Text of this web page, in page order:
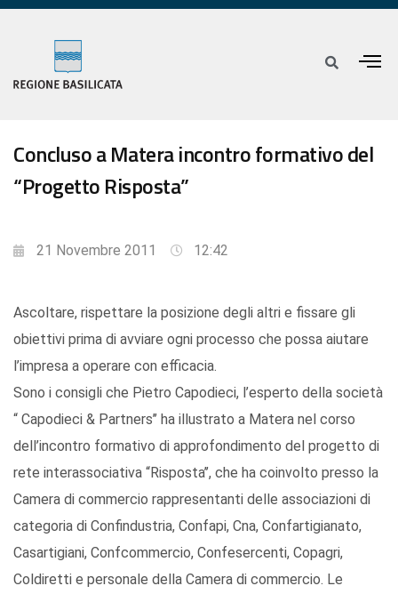
Concluso a Matera incontro formativo del
“Progetto Risposta”
21 Novembre 2011 12:42
Ascoltare, rispettare la posizione degli altri e fissare gli
obiettivi prima di avviare ogni processo che possa aiutare
l’impresa a operare con efficacia.
Sono i consigli che Pietro Capodieci, l’esperto della società
“ Capodieci & Partners’’ ha illustrato a Matera nel corso
dell’incontro formativo di approfondimento del progetto di
rete interassociativa “Risposta’’, che ha coinvolto presso la
Camera di commercio rappresentanti delle associazioni di
categoria di Confindustria, Confapi, Cna, Confartigianato,
Casartigiani, Confcommercio, Confesercenti, Copagri,
Coldiretti e personale della Camera di commercio. Le